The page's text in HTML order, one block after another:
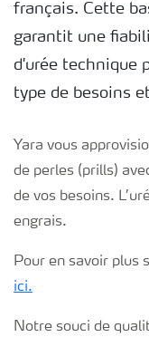
français. Cette
garantit une
d'urée technique
type de besoins
Yara vous
de perles (prills)
de vos besoins.
engrais.
Pour en savoir plus
ici.
Notre souci de